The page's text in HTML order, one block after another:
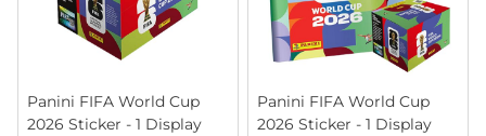
Panini FIFA World Cup
2026 Sticker - 1 Display
Panini FIFA World Cup
2026 Sticker - 1 Display